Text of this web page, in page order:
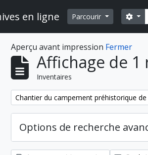
en ligne Parcourir
Aperçu avant impression Fermer
Affichage de 1
Inventaires
Remove filter:
Chantier du campement préhistorique
Options de recherche